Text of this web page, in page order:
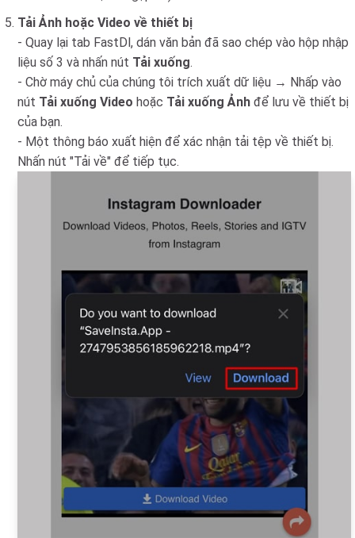
Tải Ảnh hoặc Video về thiết bị
- Quay lại tab FastDl, dán văn bản đã sao chép vào hộp nhập
liệu số 3 và nhấn nút Tải xuống.
- Chờ máy chủ của chúng tôi trích xuất dữ liệu → Nhấp vào
nút Tải xuống Video hoặc Tải xuống Ảnh để lưu về thiết bị
của bạn.
- Một thông báo xuất hiện để xác nhận tải tệp về thiết bị.
Nhấn nút "Tải về" để tiếp tục.